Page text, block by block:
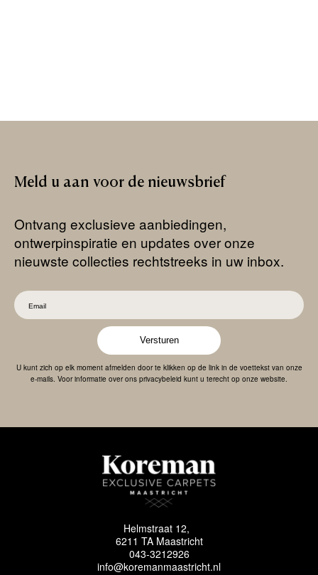
Meld u aan voor de nieuwsbrief
Ontvang exclusieve aanbiedingen,
ontwerpinspiratie en updates over onze
nieuwste collecties rechtstreeks in uw inbox.
Versturen
U kunt zich op elk moment afmelden door te klikken op de link in de voettekst van onze
e-mails. Voor informatie over ons privacybeleid kunt u terecht op onze website.
Helmstraat 12,
6211 TA Maastricht
043-3212926
info@koremanmaastricht.nl